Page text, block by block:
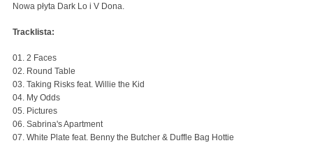
Nowa płyta Dark Lo i V Dona.
Tracklista:
01. 2 Faces
02. Round Table
03. Taking Risks feat. Willie the Kid
04. My Odds
05. Pictures
06. Sabrina's Apartment
07. White Plate feat. Benny the Butcher & Duffle Bag Hottie